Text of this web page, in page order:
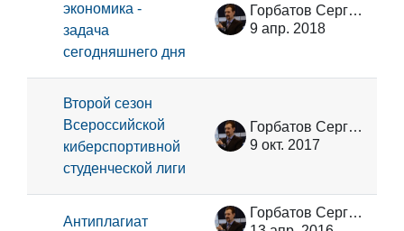
экономика -
задача
сегодняшнего дня
Горбатов Сергей Васильевич
9 апр. 2018
Второй сезон
Всероссийской
киберспортивной
студенческой лиги
Горбатов Сергей Васильевич
9 окт. 2017
Антиплагиат
Горбатов Сергей Васильевич